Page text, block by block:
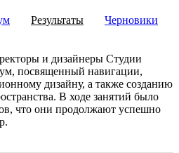
Результаты Черновики
и дизайнеры Студии
посвященный навигации,
дизайну, а также созданию
В ходе занятий было
что они продолжают успешно